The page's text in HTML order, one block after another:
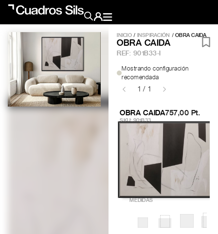
Obra Pictórica
Obra Gráfica
Inspiración
INICIO/ INSPIRACIÓN / OBRA CAIDA
OBRA CAIDA
REF: 901B33-I
Mostrando configuración
recomendada
1 / 1
OBRA CAIDA
SKU: 901B33
757,00 Pt.
MEDIDAS